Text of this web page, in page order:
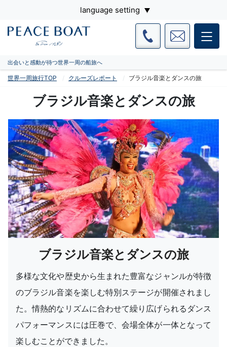
language setting
出会いと感動が待つ世界一周の船旅へ
世界一周旅行TOP クルーズレポート ブラジル音楽とダンスの旅
ブラジル音楽とダンスの旅
ブラジル音楽とダンスの旅
多様な文化や歴史から生まれた豊富なジャンルが特徴
のブラジル音楽を楽しむ特別ステージが開催されまし
た。情熱的なリズムに合わせて繰り広げられるダンス
パフォーマンスには圧巻で、会場全体が一体となって
楽しむことができました。